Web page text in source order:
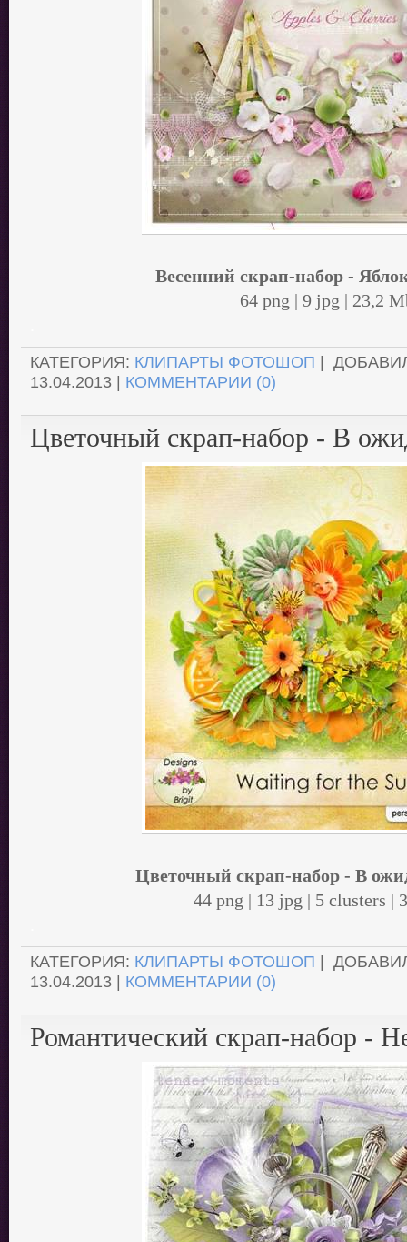
Весенний скрап-набор -
64 png | 9 jpg | 23,2
КАТЕГОРИЯ: КЛИПАРТЫ ФОТОШОП |
13.04.2013 | КОММЕНТАРИИ (0)
Цветочный скрап-набор - В
Цветочный скрап-набор - В
44 png | 13 jpg | 5 clusters |
КАТЕГОРИЯ: КЛИПАРТЫ ФОТОШОП |
13.04.2013 | КОММЕНТАРИИ (0)
Романтический скрап-набор -